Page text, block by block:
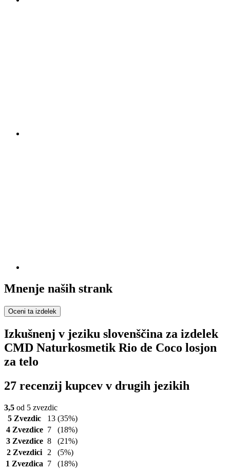
Mnenje naših strank
Oceni ta izdelek
Izkušnenj v jeziku slovenščina za izdelek
CMD Naturkosmetik Rio de Coco losjon
za telo
27 recenzij kupcev v drugih jezikih
3,5 od 5 zvezdic
5 Zvezdic
13 (35%)
4 Zvezdice 7
(18%)
3 Zvezdice 8
(21%)
2 Zvezdici
2
(5%)
1 Zvezdica 7 (18%)